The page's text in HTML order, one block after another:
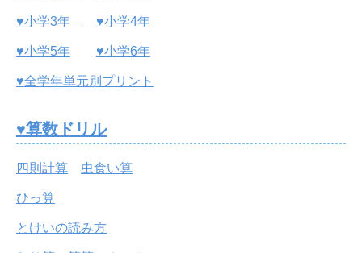
♥小学3年 ♥小学4年
♥小学5年 ♥小学6年
♥全学年単元別プリント
♥算数ドリル
四則計算 虫食い算
ひっ算
とけいの読み方